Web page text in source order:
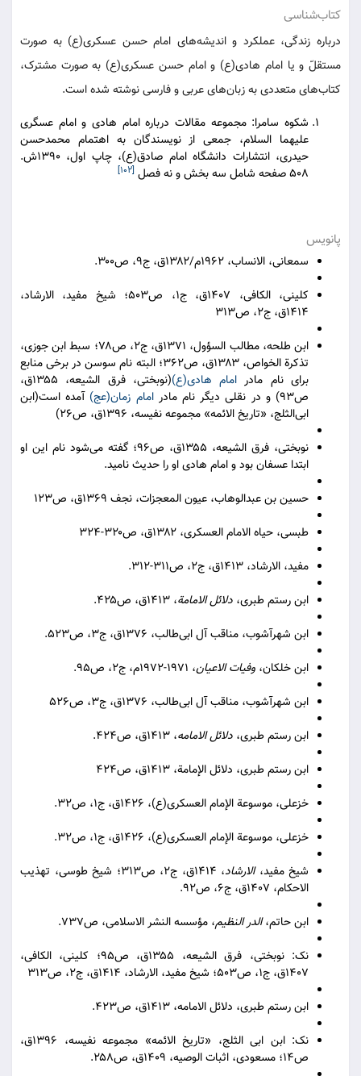
کتاب‌شناسی
درباره زندگی، عملکرد و اندیشه‌های امام حسن عسکری(ع) به صورت
مستقلّ و یا امام هادی(ع) و امام حسن عسکری(ع) به صورت مشترک،
کتاب‌های متعددی به زبان‌های عربی و فارسی نوشته شده است.
شکوه سامرا: مجموعه مقالات درباره امام هادی و امام عسگری
علیهما السلام، جمعی از نویسندگان به اهتمام محمدحسن
حیدری، انتشارات دانشگاه امام صادق(ع)، چاپ اول، ١٣٩٠ش.
٥٠٨ صفحه‌ شامل سه بخش و نه فصل
[۱۰۲]
پانویس
سمعانی، الانساب، ۱۹۶۲م/۱۳۸۲ق، ج۹، ص۳۰۰.
کلینی، الکافی، ۱۴۰۷ق، ج۱، ص۵۰۳؛ شیخ مفید، الارشاد،
۱۴۱۴ق، ج۲، ص۳۱۳
ابن طلحه، مطالب السؤول، ۱۳۷۱ق، ج۲، ص۷۸؛ سبط ابن جوزی،
تذکرة الخواص، ۱۳۸۳ق، ص۳۶۲؛ البته نام سوسن در برخی منابع
برای نام مادر امام هادی(ع)
(نوبختی، فرق الشیعه، ۱۳۵۵ق،
ص۹۳) و در نقلی دیگر نام مادر
امام زمان(عج) آمده است(ابن
ابی‌الثلج، «تاریخ الائمه» مجموعه نفیسه، ۱۳۹۶ق، ص۲۶)
نوبختی، فرق الشیعه، ۱۳۵۵ق، ص۹۶؛ گفته می‌شود نام این او
ابتدا عسفان بود و امام هادی او را حدیث نامید.
حسین بن عبدالوهاب، عیون المعجزات، نجف ۱۳۶۹ق، ص۱۲۳
طبسی، حیاه الامام العسکری، ۱۳۸۲ق، ص۳۲۰-۳۲۴
مفید، الارشاد، ۱۴۱۳ق، ج۲، ص۳۱۱-۳۱۲.
ابن رستم طبری، دلائل الامامة، ۱۴۱۳ق، ص۴۲۵.
ابن شهرآشوب، مناقب آل ابی‌طالب، ۱۳۷۶ق، ج۳، ص۵۲۳.
ابن خلکان، وفیات الاعیان، ۱۹۷۱-۱۹۷۲م، ج۲، ص۹۵.
ابن شهرآشوب، مناقب آل ابی‌طالب، ۱۳۷۶ق، ج۳، ص۵۲۶
ابن رستم طبری، دلائل الامامه، ۱۴۱۳ق، ص۴۲۴.
ابن رستم طبری، دلائل الإمامة، ۱۴۱۳ق، ص۴۲۴
خزعلی، موسوعة الإمام العسکری(ع)، ۱۴۲۶ق، ج۱، ص۳۲.
خزعلی، موسوعة الإمام العسکری(ع)، ۱۴۲۶ق، ج۱، ص۳۲.
شیخ مفید،الارشاد
، ۱۴۱۴ق، ج۲، ص۳۱۳؛ شیخ طوسی، تهذیب
الاحکام، ۱۴۰۷ق، ج۶، ص۹۲.
ابن حاتم،الدر النظیم، مؤسسه النشر الاسلامی، ص۷۳۷.
نک: نوبختی، فرق الشیعه، ۱۳۵۵ق، ص۹۵؛ کلینی، الکافی،
۱۴۰۷ق، ج۱، ص۵۰۳؛ شیخ مفید، الارشاد، ۱۴۱۴ق، ج۲، ص۳۱۳
ابن رستم طبری، دلائل الامامه، ۱۴۱۳ق، ص۴۲۳.
نک: ابن ابی الثلج، «تاریخ الائمه» مجموعه نفیسه، ۱۳۹۶ق،
ص۱۴؛ مسعودی، اثبات الوصیه، ۱۴۰۹ق، ص۲۵۸.